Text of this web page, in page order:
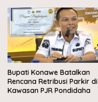
Bupati Konawe Batalkan
Rencana Retribusi Parkir di
Kawasan PJR Pondidaha